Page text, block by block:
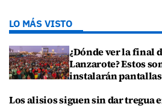
LO MÁS VISTO
¿Dónde ver la final
Lanzarote? Estos
instalarán
Los alisios siguen sin dar tregua